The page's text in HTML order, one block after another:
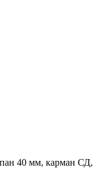
40 мм, карман СД,